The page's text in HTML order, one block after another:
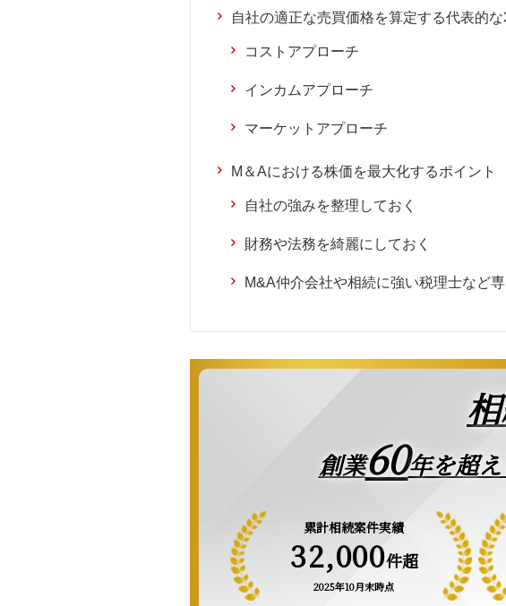
自社の適正な売買価格を算定する代表的
コストアプローチ
インカムアプローチ
マーケットアプローチ
M＆Aにおける株価を最大化するポイント
自社の強みを整理しておく
財務や法務を綺麗にしておく
M&A仲介会社や相続に強い税理士など
創業60年を超
累計相続案件実績
32,000件超
2025年10月末時点